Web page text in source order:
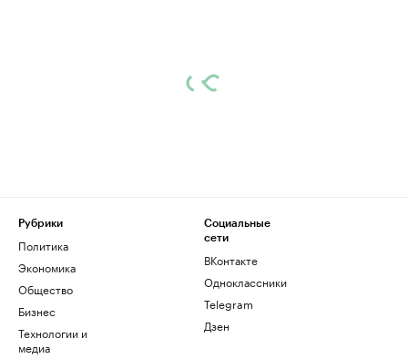
Рубрики
Политика
Экономика
Общество
Бизнес
Технологии и
медиа
Социальные
сети
ВКонтакте
Одноклассники
Telegram
Дзен